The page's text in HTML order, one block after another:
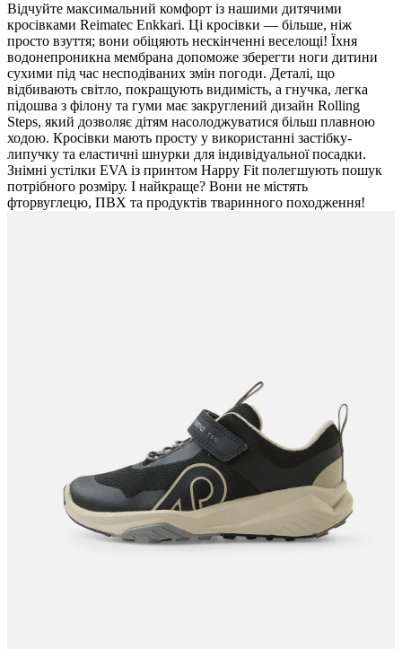
Відчуйте максимальний комфорт із нашими дитячими
кросівками Reimatec Enkkari. Ці кросівки — більше, ніж
просто взуття; вони обіцяють нескінченні веселощі! Їхня
водонепроникна мембрана допоможе зберегти ноги дитини
сухими під час несподіваних змін погоди. Деталі, що
відбивають світло, покращують видимість, а гнучка, легка
підошва з філону та гуми має закруглений дизайн Rolling
Steps, який дозволяє дітям насолоджуватися більш плавною
ходою. Кросівки мають просту у використанні застібку-
липучку та еластичні шнурки для індивідуальної посадки.
Знімні устілки EVA із принтом Happy Fit полегшують пошук
потрібного розміру. І найкраще? Вони не містять
фторвуглецю, ПВХ та продуктів тваринного походження!